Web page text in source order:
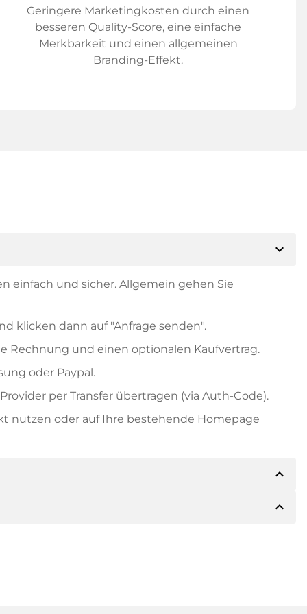
Geringere Marketingkosten durch einen
besseren Quality-Score, eine einfache
Merkbarkeit und einen allgemeinen
Branding-Effekt.
expand_more
einfach und sicher. Allgemein gehen Sie
klicken dann auf "Anfrage senden".
Rechnung und einen optionalen Kaufvertrag.
oder Paypal.
per Transfer übertragen (via Auth-Code).
nutzen oder auf Ihre bestehende Homepage
expand_less
der Zahlung mitteilen. Der Inhaber wird Ihnen
expand_less